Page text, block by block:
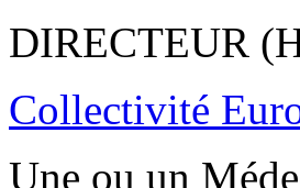
DIRECTEUR
Collectivité
Une ou un